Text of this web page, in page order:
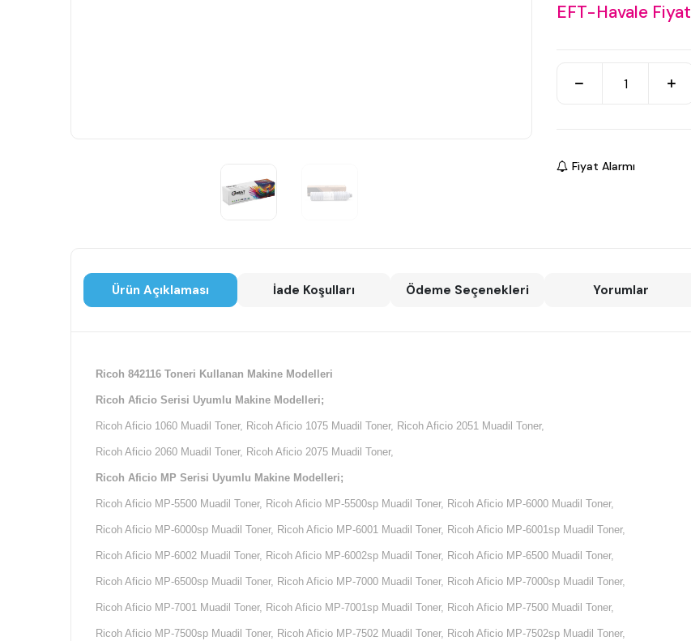
EFT-Havale Fiyat
Fiyat Alarmı
Ürün Açıklaması İade Koşulları Ödeme Seçenekleri Yorumlar
Ricoh 842116 Toneri Kullanan Makine Modelleri
Ricoh Aficio Serisi Uyumlu Makine Modelleri;
Ricoh Aficio 1060 Muadil Toner, Ricoh Aficio 1075 Muadil Toner, Ricoh Aficio 2051 Muadil Toner,
Ricoh Aficio 2060 Muadil Toner, Ricoh Aficio 2075 Muadil Toner,
Ricoh Aficio MP Serisi Uyumlu Makine Modelleri;
Ricoh Aficio MP-5500 Muadil Toner, Ricoh Aficio MP-5500sp Muadil Toner, Ricoh Aficio MP-6000 Muadil Toner,
Ricoh Aficio MP-6000sp Muadil Toner, Ricoh Aficio MP-6001 Muadil Toner, Ricoh Aficio MP-6001sp Muadil Toner,
Ricoh Aficio MP-6002 Muadil Toner, Ricoh Aficio MP-6002sp Muadil Toner, Ricoh Aficio MP-6500 Muadil Toner,
Ricoh Aficio MP-6500sp Muadil Toner, Ricoh Aficio MP-7000 Muadil Toner, Ricoh Aficio MP-7000sp Muadil Toner,
Ricoh Aficio MP-7001 Muadil Toner, Ricoh Aficio MP-7001sp Muadil Toner, Ricoh Aficio MP-7500 Muadil Toner,
Ricoh Aficio MP-7500sp Muadil Toner, Ricoh Aficio MP-7502 Muadil Toner, Ricoh Aficio MP-7502sp Muadil Toner,